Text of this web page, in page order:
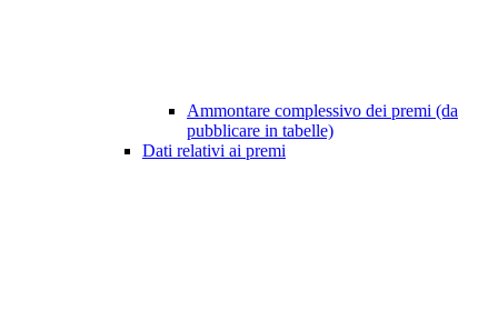
Ammontare complessivo dei premi (da
pubblicare in tabelle)
Dati relativi ai premi